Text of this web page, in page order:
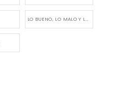
LO BUENO, LO MALO Y LO FEO